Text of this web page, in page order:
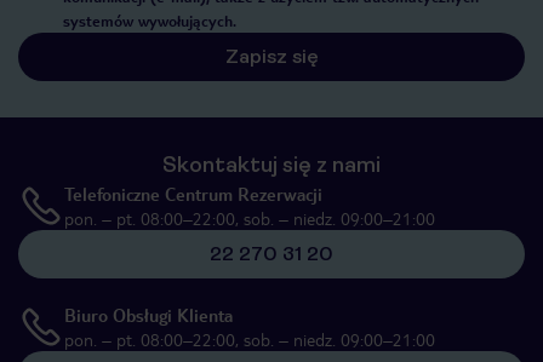
systemów wywołujących.
Zapisz się
Skontaktuj się z nami
Telefoniczne Centrum Rezerwacji
pon. – pt. 08:00–22:00, sob. – niedz. 09:00–21:00
22 270 31 20
Biuro Obsługi Klienta
pon. – pt. 08:00–22:00, sob. – niedz. 09:00–21:00